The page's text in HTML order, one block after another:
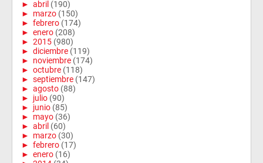
► abril (190)
► marzo (150)
► febrero (174)
► enero (208)
► 2015 (980)
► diciembre (119)
► noviembre (174)
► octubre (118)
► septiembre (147)
► agosto (88)
► julio (90)
► junio (85)
► mayo (36)
► abril (60)
► marzo (30)
► febrero (17)
► enero (16)